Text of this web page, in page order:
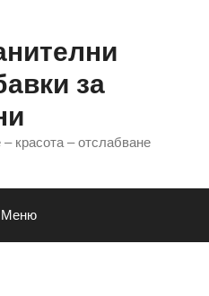
за
– красота – отслабване
Меню